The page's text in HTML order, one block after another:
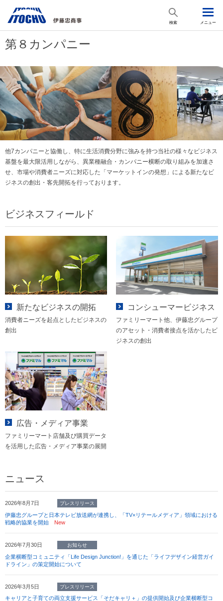
検索 メニュー
第８カンパニー
他7カンパニーと協働し、特に生活消費分野に強みを持つ当社の様々なビジネス
基盤を最大限活用しながら、異業種融合・カンパニー横断の取り組みを加速さ
せ、市場や消費者ニーズに対応した「マーケットインの発想」による新たなビ
ジネスの創出・客先開拓を行っております。
ビジネスフィールド
新たなビジネスの開拓
消費者ニーズを起点としたビジネスの
創出
コンシューマービジネス
ファミリーマート他、伊藤忠グループ
のアセット・消費者接点を活かしたビ
ジネスの創出
広告・メディア事業
ファミリーマート店舗及び購買データ
を活用した広告・メディア事業の展開
ニュース
2026年8月7日 プレスリリース
伊藤忠グループと日本テレビ放送網が連携し、「TV×リテールメディア」領域における
戦略的協業を開始
New
2026年7月30日 お知らせ
企業横断型コミュニティ「Life Design Junction!」を通じた「ライフデザイン経営ガイ
ドライン」の策定開始について
2026年3月5日 プレスリリース
キャリアと子育ての両立支援サービス「そだキャリ＋」の提供開始及び企業横断型コ